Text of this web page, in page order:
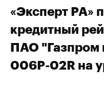
«Эксперт РА»
кредитный
ПАО "Газпром
006Р-02R на